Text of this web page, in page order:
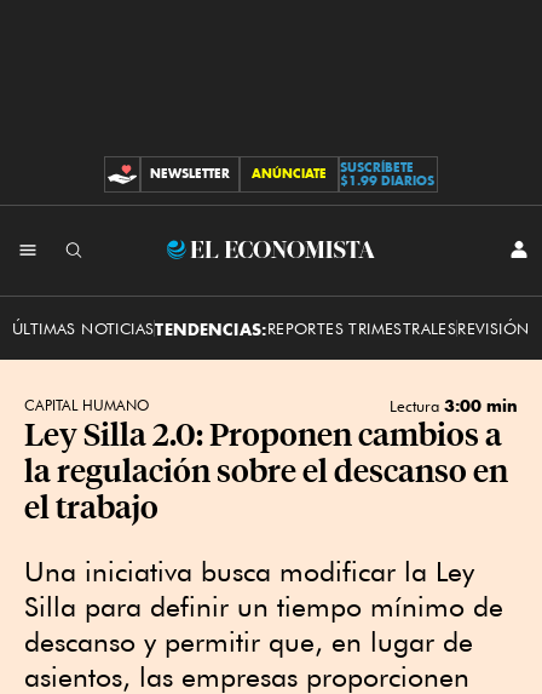
CONTRIBUCIONES
NEWSLETTER ANÚNCIATE
SUSCRÍBETE
$1.99 DIARIOS
El
ÚLTIMAS NOTICIASTENDENCIAS:REPORTES TRIMESTRALESREVISIÓN
CAPITAL HUMANO Lectura 3:00 min
Ley Silla 2.0: Proponen cambios a
la regulación sobre el descanso en
el trabajo
Una iniciativa busca modificar la Ley
Silla para definir un tiempo mínimo de
descanso y permitir que, en lugar de
asientos, las empresas proporcionen